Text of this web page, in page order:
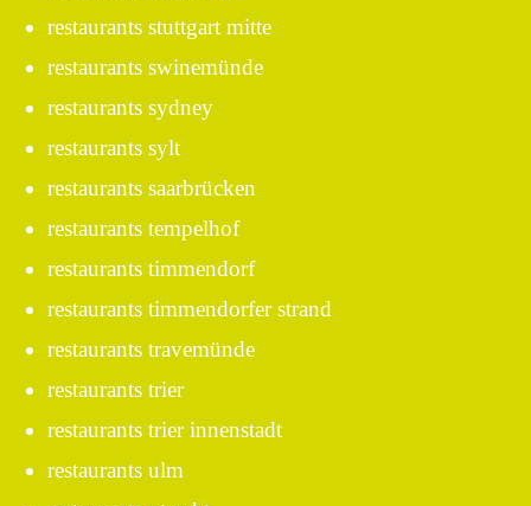
restaurants stuttgart mitte
restaurants swinemünde
restaurants sydney
restaurants sylt
restaurants saarbrücken
restaurants tempelhof
restaurants timmendorf
restaurants timmendorfer strand
restaurants travemünde
restaurants trier
restaurants trier innenstadt
restaurants ulm